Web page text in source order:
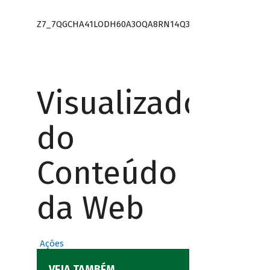
Z7_7QGCHA41LODH60A3OQA8RN14Q3
Visualizador
do
Conteúdo
da Web
Ações